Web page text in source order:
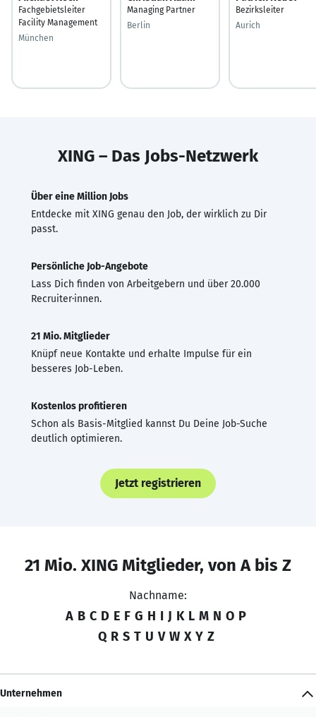
Fachgebietsleiter
Facility Management
München
Managing Partner
Berlin
Bezirksleiter
Aurich
XING – Das Jobs-Netzwerk
Über eine Million Jobs
Entdecke mit XING genau den Job, der wirklich zu Dir
passt.
Persönliche Job-Angebote
Lass Dich finden von Arbeitgebern und über 20.000
Recruiter·innen.
21 Mio. Mitglieder
Knüpf neue Kontakte und erhalte Impulse für ein
besseres Job-Leben.
Kostenlos profitieren
Schon als Basis-Mitglied kannst Du Deine Job-Suche
deutlich optimieren.
Jetzt registrieren
21 Mio. XING Mitglieder, von A bis Z
Nachname:
A B C D E F G H I J K L M N O P
Q R S T U V W X Y Z
Unternehmen